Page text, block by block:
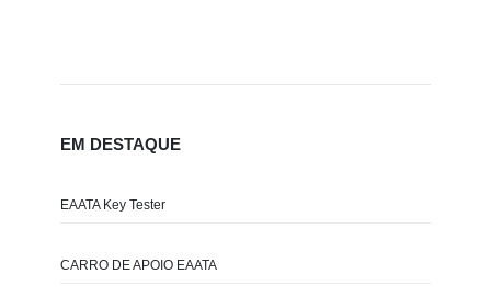
EM DESTAQUE
EAATA Key Tester
CARRO DE APOIO EAATA